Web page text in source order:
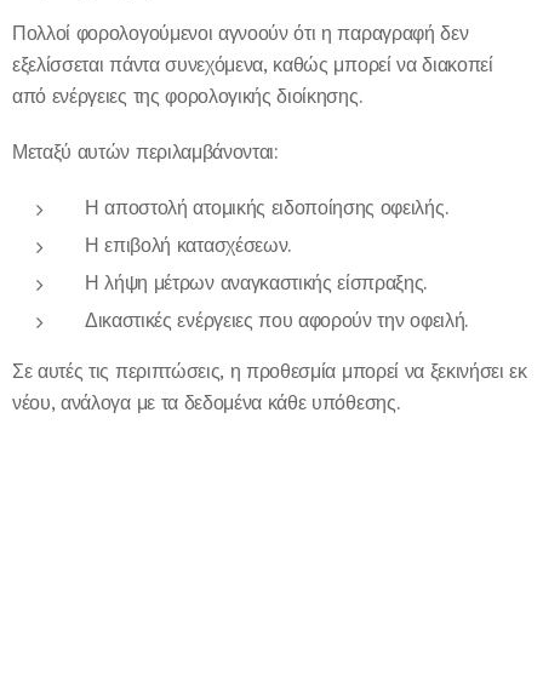
Πολλοί φορολογούμενοι αγνοούν ότι η παραγραφή δεν
εξελίσσεται πάντα συνεχόμενα, καθώς μπορεί να διακοπεί
από ενέργειες της φορολογικής διοίκησης.
Μεταξύ αυτών περιλαμβάνονται:
Η αποστολή ατομικής ειδοποίησης οφειλής.
Η επιβολή κατασχέσεων.
Η λήψη μέτρων αναγκαστικής είσπραξης.
Δικαστικές ενέργειες που αφορούν την οφειλή.
Σε αυτές τις περιπτώσεις, η προθεσμία μπορεί να ξεκινήσει εκ
νέου, ανάλογα με τα δεδομένα κάθε υπόθεσης.